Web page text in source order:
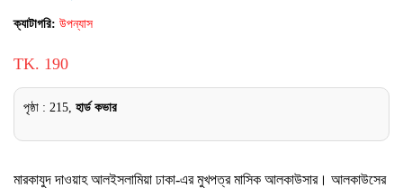
ক্যাটাগরি: উপন্যাস
TK. 190
পৃষ্ঠা : 215, হার্ড কভার
মারকাযুদ দাওয়াহ আলইসলামিয়া ঢাকা-এর মুখপত্র মাসিক আলকাউসার। আলকাউসের